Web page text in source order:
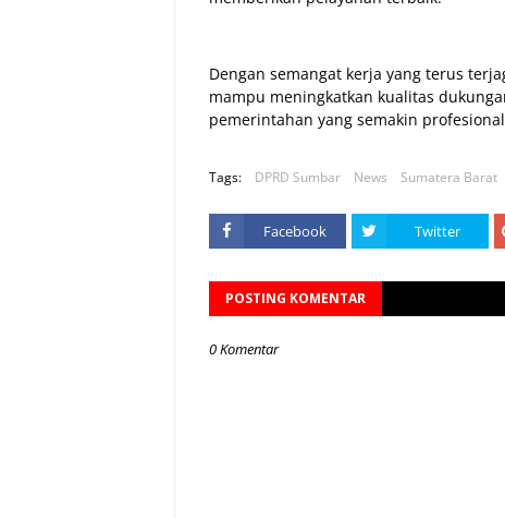
Dengan semangat kerja yang terus
mampu meningkatkan kualitas
pemerintahan yang semakin
Tags: DPRD Sumbar News Sumatera Barat
Facebook Twitter
POSTING KOMENTAR
0 Komentar